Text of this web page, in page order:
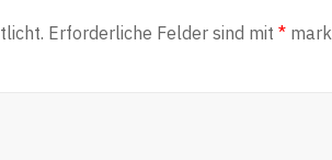
Erforderliche Felder sind mit *